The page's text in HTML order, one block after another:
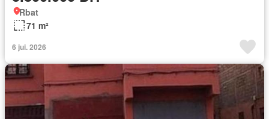
Rbat
71 m²
6 jui. 2026